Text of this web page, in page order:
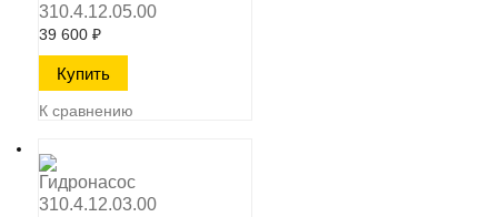
310.4.12.05.00
39 600 ₽
К сравнению
Гидронасос
310.4.12.03.00